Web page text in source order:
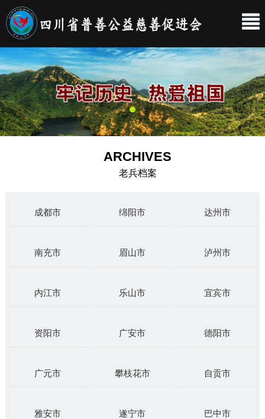
ARCHIVES
老兵档案
成都市 绵阳市 达州市
南充市 眉山市 泸州市
内江市 乐山市 宜宾市
资阳市 广安市 德阳市
广元市 攀枝花市 自贡市
雅安市 遂宁市 巴中市